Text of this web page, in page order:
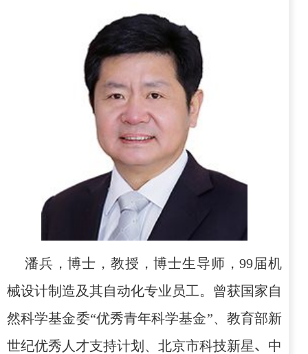
潘兵，博士，教授，博士生导师，99届机
械设计制造及其自动化专业员工。曾获国家自
然科学基金委“优秀青年科学基金”、教育部新
世纪优秀人才支持计划、北京市科技新星、 中